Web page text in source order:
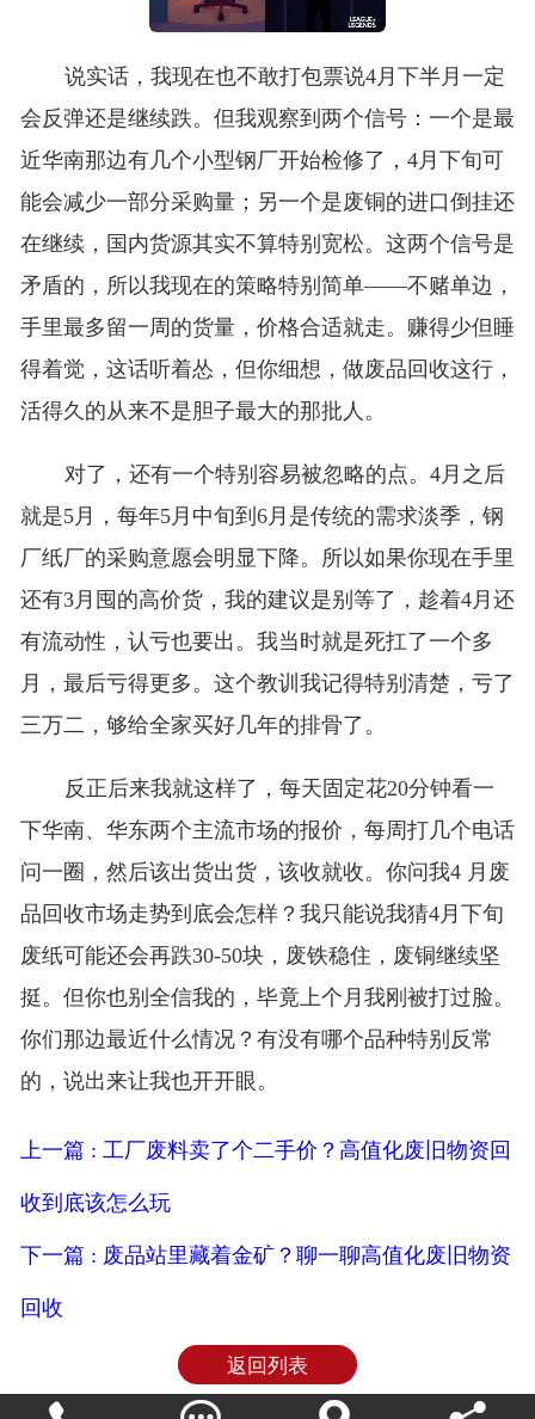
说实话，我现在也不敢打包票说4月下半月一定
会反弹还是继续跌。但我观察到两个信号：一个是最
近华南那边有几个小型钢厂开始检修了，4月下旬可
能会减少一部分采购量；另一个是废铜的进口倒挂还
在继续，国内货源其实不算特别宽松。这两个信号是
矛盾的，所以我现在的策略特别简单——不赌单边，
手里最多留一周的货量，价格合适就走。赚得少但睡
得着觉，这话听着怂，但你细想，做废品回收这行，
活得久的从来不是胆子最大的那批人。
对了，还有一个特别容易被忽略的点。4月之后
就是5月，每年5月中旬到6月是传统的需求淡季，钢
厂纸厂的采购意愿会明显下降。所以如果你现在手里
还有3月囤的高价货，我的建议是别等了，趁着4月还
有流动性，认亏也要出。我当时就是死扛了一个多
月，最后亏得更多。这个教训我记得特别清楚，亏了
三万二，够给全家买好几年的排骨了。
反正后来我就这样了，每天固定花20分钟看一
下华南、华东两个主流市场的报价，每周打几个电话
问一圈，然后该出货出货，该收就收。你问我4 月废
品回收市场走势到底会怎样？我只能说我猜4月下旬
废纸可能还会再跌30-50块，废铁稳住，废铜继续坚
挺。但你也别全信我的，毕竟上个月我刚被打过脸。
你们那边最近什么情况？有没有哪个品种特别反常
的，说出来让我也开开眼。
上一篇 : 工厂废料卖了个二手价？高值化废旧物资回
收到底该怎么玩
下一篇 : 废品站里藏着金矿？聊一聊高值化废旧物资
回收
返回列表